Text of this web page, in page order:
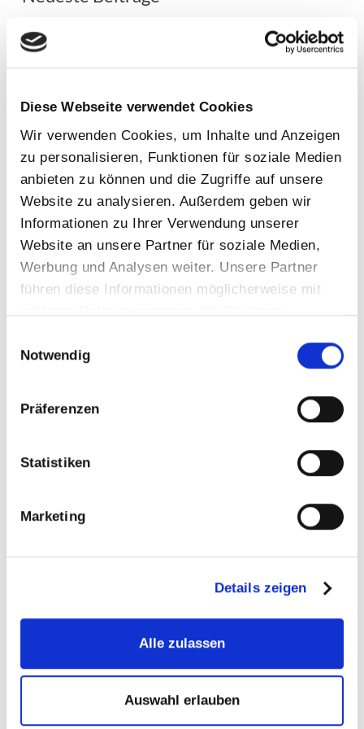
Diese Webseite verwendet Cookies
Wir verwenden Cookies, um Inhalte und Anzeigen
zu personalisieren, Funktionen für soziale Medien
anbieten zu können und die Zugriffe auf unsere
Website zu analysieren. Außerdem geben wir
Informationen zu Ihrer Verwendung unserer
Website an unsere Partner für soziale Medien,
Werbung und Analysen weiter. Unsere Partner
führen diese Informationen möglicherweise mit
weiteren Daten zusammen, die Sie ihnen
Nutzung der Dienste gesammelt haben.
Notwendig
Präferenzen
Statistiken
Marketing
Details zeigen
Alle zulassen
Auswahl erlauben
Mit dem 3D Sauna-Konfigurator von Tylö zur
Traumsauna
Einblicke, Inspiration und Teamgeist
novacomet ATLAS Pooldeck: Die perfekte
Erfolg auf dem eBay-Marktplatz
Eine Valentinstags-Überraschung
Kategorien
Allgemein
Event
Sauna
Schwimmteich
Whirlpool
Schlagwörter
Aufguss bayrol beckenbeheizung